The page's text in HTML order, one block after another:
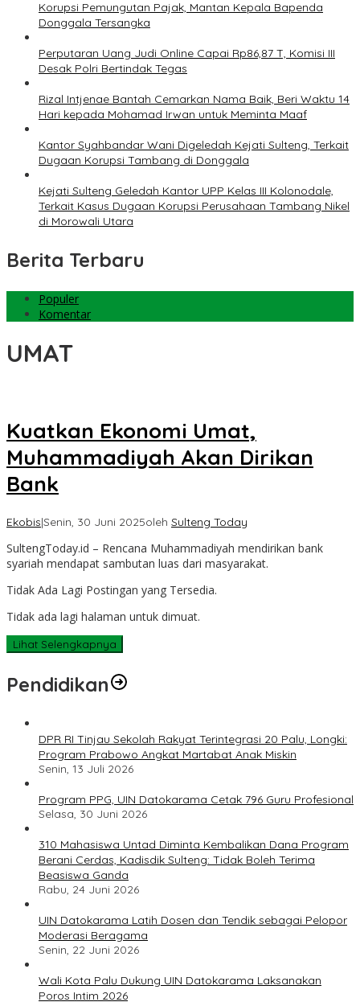
Korupsi Pemungutan Pajak, Mantan Kepala Bapenda
Donggala Tersangka
Perputaran Uang Judi Online Capai Rp86,87 T, Komisi III
Desak Polri Bertindak Tegas
Rizal Intjenae Bantah Cemarkan Nama Baik, Beri Waktu 14
Hari kepada Mohamad Irwan untuk Meminta Maaf
Kantor Syahbandar Wani Digeledah Kejati Sulteng, Terkait
Dugaan Korupsi Tambang di Donggala
Kejati Sulteng Geledah Kantor UPP Kelas III Kolonodale,
Terkait Kasus Dugaan Korupsi Perusahaan Tambang Nikel
di Morowali Utara
Berita Terbaru
Populer
Komentar
UMAT
Kuatkan Ekonomi Umat,
Muhammadiyah Akan Dirikan
Bank
Ekobis|Senin, 30 Juni 2025oleh Sulteng Today
SultengToday.id – Rencana Muhammadiyah mendirikan bank
syariah mendapat sambutan luas dari masyarakat.
Tidak Ada Lagi Postingan yang Tersedia.
Tidak ada lagi halaman untuk dimuat.
Lihat Selengkapnya
Pendidikan
DPR RI Tinjau Sekolah Rakyat Terintegrasi 20 Palu, Longki:
Program Prabowo Angkat Martabat Anak Miskin
Senin, 13 Juli 2026
Program PPG, UIN Datokarama Cetak 796 Guru Profesional
Selasa, 30 Juni 2026
310 Mahasiswa Untad Diminta Kembalikan Dana Program
Berani Cerdas, Kadisdik Sulteng: Tidak Boleh Terima
Beasiswa Ganda
Rabu, 24 Juni 2026
UIN Datokarama Latih Dosen dan Tendik sebagai Pelopor
Moderasi Beragama
Senin, 22 Juni 2026
Wali Kota Palu Dukung UIN Datokarama Laksanakan
Poros Intim 2026